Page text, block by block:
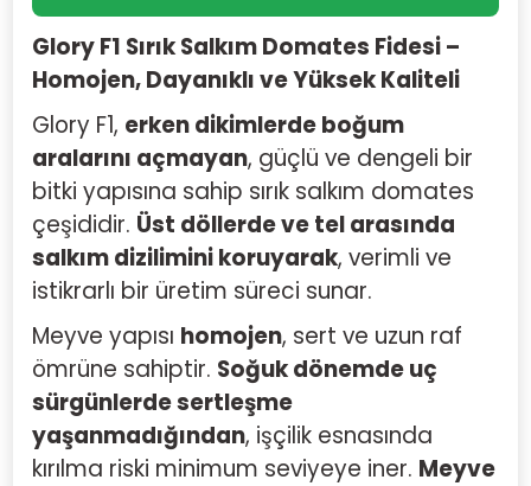
Glory F1 Sırık Salkım Domates Fidesi –
Homojen, Dayanıklı ve Yüksek Kaliteli
Glory F1, erken dikimlerde boğum
aralarını açmayan, güçlü ve dengeli bir
bitki yapısına sahip sırık salkım domates
çeşididir. Üst döllerde ve tel arasında
salkım dizilimini koruyarak, verimli ve
istikrarlı bir üretim süreci sunar.
Meyve yapısı homojen, sert ve uzun raf
ömrüne sahiptir. Soğuk dönemde uç
sürgünlerde sertleşme
yaşanmadığından, işçilik esnasında
kırılma riski minimum seviyeye iner. Meyve